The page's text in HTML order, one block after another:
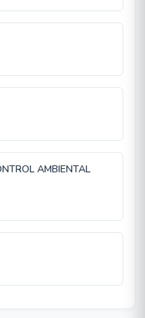
AMBIENTAL